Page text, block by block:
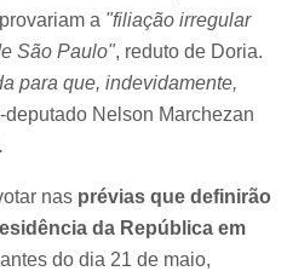
a "filiação irregular
São Paulo", reduto de Doria.
para que, indevidamente,
deputado Nelson Marchezan
nas prévias que definirão
da República em
do dia 21 de maio,